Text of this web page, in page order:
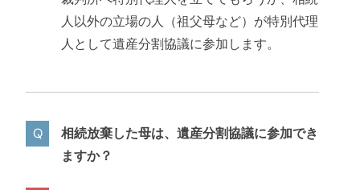
人以外の立場の人（祖父母など）が特別代理
人として遺産分割協議に参加します。
相続放棄した母は、遺産分割協議に参加でき
ますか？